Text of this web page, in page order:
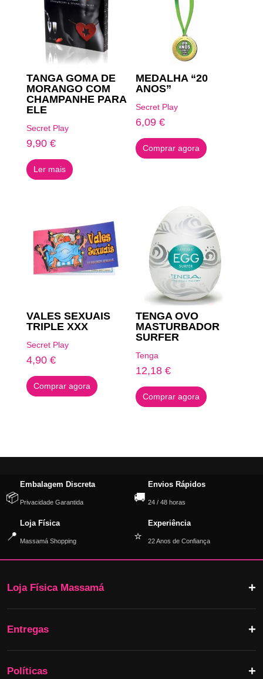
TANGA GOMA DE
MORANGO COM
CHAMPANHE PARA
ELE
Secret Play
9,90 €
Ler mais
MEDALHA “20
ANOS”
Secret Play
6,09€
Comprar agora
VALES SEXUAIS
TRIPLE XXX
Secret Play
4,90 €
Comprar agora
TENGA OVO
MASTURBADOR
SURFER
Tenga
12,18€
Comprar agora
📦
Embalagem Discreta
Privacidade Garantida 🚚
Envios Rápidos
24 / 48 horas
📍
Loja Física
Massamá Shopping ⭐
Experiência
22 Anos de Confiança
Loja Física Massamá
Entregas
Políticas